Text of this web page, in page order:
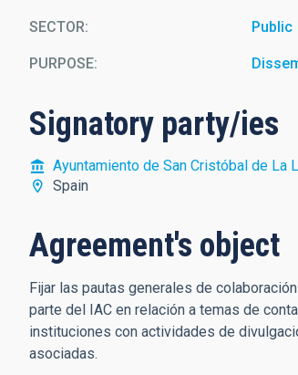
SECTOR Public
PURPOSE
Signatory party/ies
Ayuntamiento de San Cristóbal de La
Spain
Agreement's object
Fijar las pautas generales de
parte del IAC en relación a temas de
instituciones con actividades de
asociadas.